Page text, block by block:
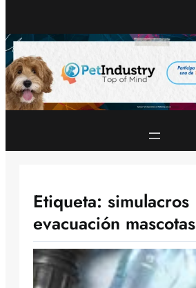
Etiqueta: simulacros
evacuación mascotas